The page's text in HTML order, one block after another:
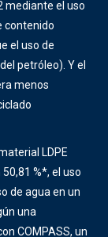
mediante el uso
contenido
el uso de
petróleo). Y el
menos
LDPE
%*, el uso
de agua en un
una
COMPASS, un